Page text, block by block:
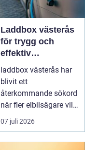
Laddbox västerås
för trygg och
effektiv
hemmaladdning
laddbox västerås har
blivit ett
återkommande sökord
när fler elbilsägare vill
ladda hemma på ett
säk...
07 juli 2026